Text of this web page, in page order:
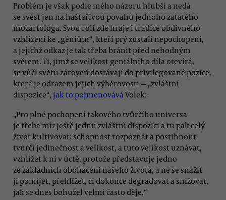
Problém je však podle mého názoru hlubší a nedá
se svést jen na hašteřivou povahu jednoho zaťatého
mozartologa. Svou roli zde hraje i tradice obdivného
vzhlížení ke „géniům“, kteří prý zůstali nepochopeni,
a jejichž odkaz je tak třeba bránit před nehodným
světem. Ti, jimž se velikost geniálního díla otevírá,
se vůči světu zároveň dostávají do privilegované pozice,
která je odrazem jejich výběrovosti — „zvláštní
dispozice“, jak to pojmenovává Volek:
„Pro plné pochopení takového tvůrčího universa
je třeba mít ještě jednu zvláštní dispozici a tu pak celý
život kultivovat: schopnost rozpoznat a postihnout
tvůrčí jedinečnost a velikost, a tuto velikost uznávat,
vzhlížet k ní v úctě, protože představuje jedno
ze základních obohacení našeho života, a ne se snažit
ji pomíjet, přehlížet, či dokonce degradovat a snižovat,
jak se dnes bohužel velmi často děje.“